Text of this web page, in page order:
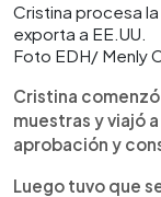
Cristina procesa
exporta a EE.UU.
Foto EDH/ Menly
Cristina
muestras y viajó
aprobación y
Luego tuvo que